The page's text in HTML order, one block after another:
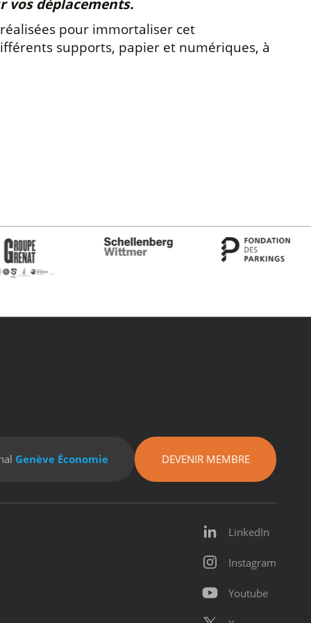
vos déplacements.
pour immortaliser cet
supports, papier et numériques, à
Genève Économie DEVENIR MEMBRE
LinkedIn
Instagram
Youtube